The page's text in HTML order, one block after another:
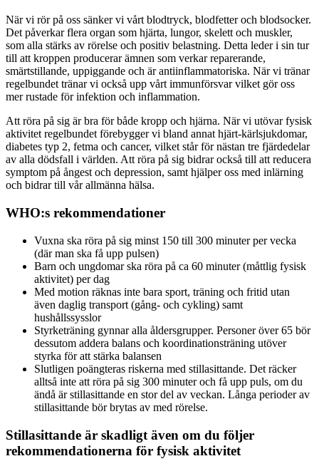
När vi rör på oss sänker vi vårt blodtryck, blodfetter och blodsocker.
Det påverkar flera organ som hjärta, lungor, skelett och muskler,
som alla stärks av rörelse och positiv belastning. Detta leder i sin tur
till att kroppen producerar ämnen som verkar reparerande,
smärtstillande, uppiggande och är antiinflammatoriska. När vi tränar
regelbundet tränar vi också upp vårt immunförsvar vilket gör oss
mer rustade för infektion och inflammation.
Att röra på sig är bra för både kropp och hjärna. När vi utövar fysisk
aktivitet regelbundet förebygger vi bland annat hjärt-kärlsjukdomar,
diabetes typ 2, fetma och cancer, vilket står för nästan tre fjärdedelar
av alla dödsfall i världen. Att röra på sig bidrar också till att reducera
symptom på ångest och depression, samt hjälper oss med inlärning
och bidrar till vår allmänna hälsa.
WHO:s rekommendationer
Vuxna ska röra på sig minst 150 till 300 minuter per vecka
(där man ska få upp pulsen)
Barn och ungdomar ska röra på ca 60 minuter (måttlig fysisk
aktivitet) per dag
Med motion räknas inte bara sport, träning och fritid utan
även daglig transport (gång- och cykling) samt
hushållssysslor
Styrketräning gynnar alla åldersgrupper. Personer över 65 bör
dessutom addera balans och koordinationsträning utöver
styrka för att stärka balansen
Slutligen poängteras riskerna med stillasittande. Det räcker
alltså inte att röra på sig 300 minuter och få upp puls, om du
ändå är stillasittande en stor del av veckan. Långa perioder av
stillasittande bör brytas av med rörelse.
Stillasittande är skadligt även om du följer
rekommendationerna för fysisk aktivitet